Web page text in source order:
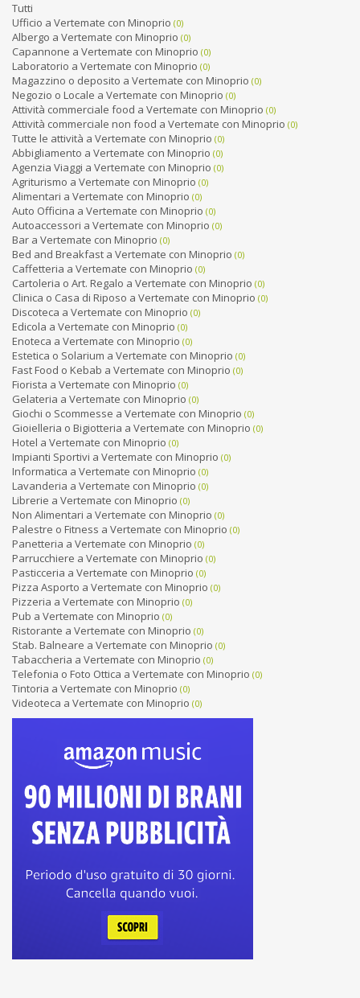
Tutti
Ufficio a Vertemate con Minoprio (0)
Albergo a Vertemate con Minoprio (0)
Capannone a Vertemate con Minoprio (0)
Laboratorio a Vertemate con Minoprio (0)
Magazzino o deposito a Vertemate con Minoprio (0)
Negozio o Locale a Vertemate con Minoprio (0)
Attività commerciale food a Vertemate con Minoprio (0)
Attività commerciale non food a Vertemate con Minoprio (0)
Tutte le attività a Vertemate con Minoprio (0)
Abbigliamento a Vertemate con Minoprio (0)
Agenzia Viaggi a Vertemate con Minoprio (0)
Agriturismo a Vertemate con Minoprio (0)
Alimentari a Vertemate con Minoprio (0)
Auto Officina a Vertemate con Minoprio (0)
Autoaccessori a Vertemate con Minoprio (0)
Bar a Vertemate con Minoprio (0)
Bed and Breakfast a Vertemate con Minoprio (0)
Caffetteria a Vertemate con Minoprio (0)
Cartoleria o Art. Regalo a Vertemate con Minoprio (0)
Clinica o Casa di Riposo a Vertemate con Minoprio (0)
Discoteca a Vertemate con Minoprio (0)
Edicola a Vertemate con Minoprio (0)
Enoteca a Vertemate con Minoprio (0)
Estetica o Solarium a Vertemate con Minoprio (0)
Fast Food o Kebab a Vertemate con Minoprio (0)
Fiorista a Vertemate con Minoprio (0)
Gelateria a Vertemate con Minoprio (0)
Giochi o Scommesse a Vertemate con Minoprio (0)
Gioielleria o Bigiotteria a Vertemate con Minoprio (0)
Hotel a Vertemate con Minoprio (0)
Impianti Sportivi a Vertemate con Minoprio (0)
Informatica a Vertemate con Minoprio (0)
Lavanderia a Vertemate con Minoprio (0)
Librerie a Vertemate con Minoprio (0)
Non Alimentari a Vertemate con Minoprio (0)
Palestre o Fitness a Vertemate con Minoprio (0)
Panetteria a Vertemate con Minoprio (0)
Parrucchiere a Vertemate con Minoprio (0)
Pasticceria a Vertemate con Minoprio (0)
Pizza Asporto a Vertemate con Minoprio (0)
Pizzeria a Vertemate con Minoprio (0)
Pub a Vertemate con Minoprio (0)
Ristorante a Vertemate con Minoprio (0)
Stab. Balneare a Vertemate con Minoprio (0)
Tabaccheria a Vertemate con Minoprio (0)
Telefonia o Foto Ottica a Vertemate con Minoprio (0)
Tintoria a Vertemate con Minoprio (0)
Videoteca a Vertemate con Minoprio (0)